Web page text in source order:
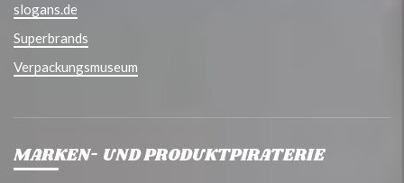
slogans.de
Superbrands
Verpackungsmuseum
MARKEN- UND PRODUKTPIRATERIE